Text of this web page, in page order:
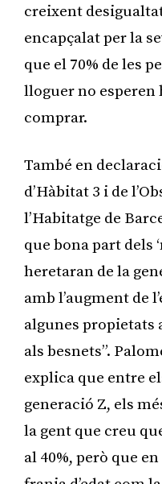
creixent desigualtat
encapçalat per la
que el 70% de les
lloguer no esperen
comprar.
També en
d’Hàbitat 3 i de
l’Habitatge de
que bona part dels
heretaran de la
amb l’augment de
algunes propietats
als besnets”.
explica que entre
generació Z, els
la gent que creu
al 40%, però que